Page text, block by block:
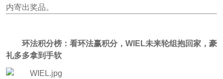
内寄出奖品。
环法积分榜：看环法赢积分，WIEL未来轮组抱回家，豪
礼多多拿到手软